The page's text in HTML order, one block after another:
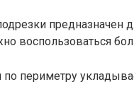
предназначен
воспользоваться
периметру